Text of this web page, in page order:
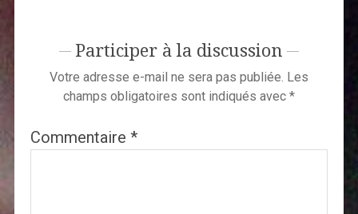
Participer à la discussion
Votre adresse e-mail ne sera pas publiée. Les
champs obligatoires sont indiqués avec *
Commentaire *